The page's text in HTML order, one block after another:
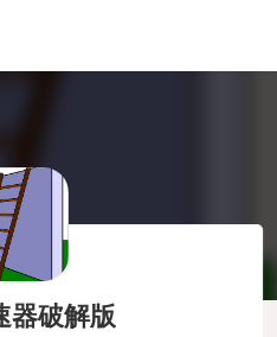
器破解版